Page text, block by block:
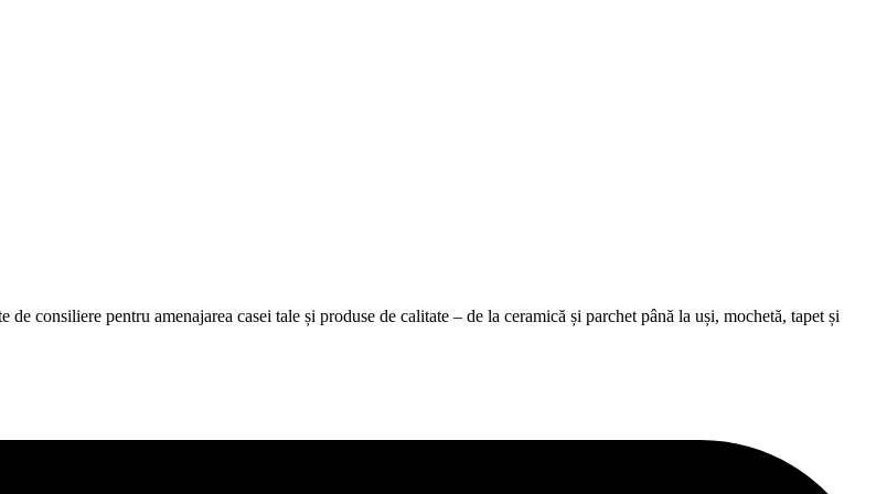
consiliere pentru amenajarea casei tale și produse de calitate – de la ceramică și parchet până la uși, mochetă, tapet și